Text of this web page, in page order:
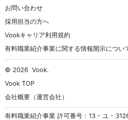
お問い合わせ
採用担当の方へ
Vookキャリア利用規約
有料職業紹介事業に関する情報開示につい
© 2026 Vook.
Vook TOP
会社概要（運営会社）
有料職業紹介事業 許可番号：13 - ユ -